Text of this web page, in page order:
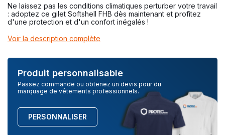
Ne laissez pas les conditions climatiques perturber votre travail
: adoptez ce gilet Softshell FHB dès maintenant et profitez
d'une protection et d'un confort inégalés !
Voir la description complète
Produit personnalisable
Passez commande ou obtenez un devis pour du
marquage de vêtements professionnels.
PERSONNALISER